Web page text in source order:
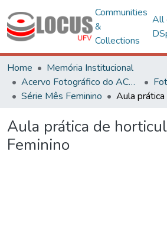
Communities
&
Collections
All
Home
Memória Institucional
Acervo Fotográfico do ACH-UFV
Série Mês Feminino
Aula prática de
Feminino